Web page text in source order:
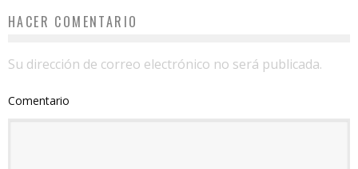
HACER COMENTARIO
Su dirección de correo electrónico no será publicada.
Comentario